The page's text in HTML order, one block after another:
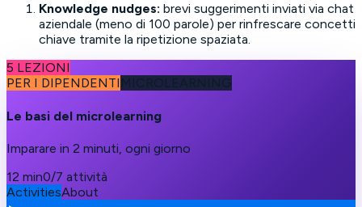
Knowledge nudges: brevi suggerimenti inviati via chat
aziendale (meno di 100 parole) per rinfrescare concetti
chiave tramite la ripetizione spaziata.
5 LEZIONI
PER I DIPENDENTI
Le basi del microlearning
Imparare in 2 minuti, ogni giorno
12 min0/7 attività
ActivitiesAbout